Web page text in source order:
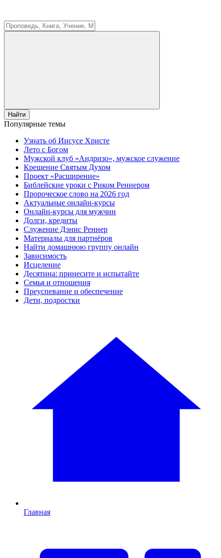
Найти
Популярные темы
Узнать об Иисусе Христе
Лето с Богом
Мужской клуб «Андризо», мужское служение
Крещение Святым Духом
Проект «Расширение»
Библейские уроки с Риком Реннером
Пророческое слово на 2026 год
Актуальные онлайн-курсы
Онлайн-курсы для мужчин
Долги, кредиты
Служение Дэнис Реннер
Материалы для партнёров
Найти домашнюю группу онлайн
Зависимость
Исцеление
Десятина: принесите и испытайте
Семья и отношения
Преуспевание и обеспечение
Дети, подростки
Главная